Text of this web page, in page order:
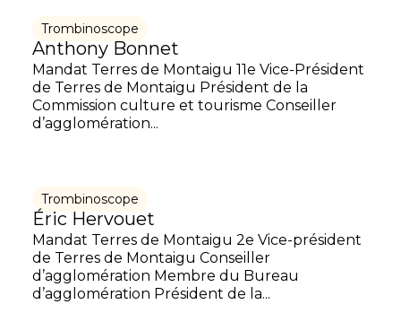
Trombinoscope
Anthony Bonnet
Mandat Terres de Montaigu 11e Vice-Président
de Terres de Montaigu Président de la
Commission culture et tourisme Conseiller
d’agglomération...
Trombinoscope
Éric Hervouet
Mandat Terres de Montaigu 2e Vice-président
de Terres de Montaigu Conseiller
d’agglomération Membre du Bureau
d’agglomération Président de la...